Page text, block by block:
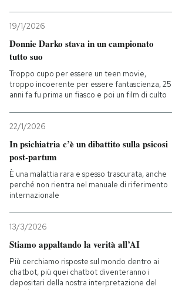
19/1/2026
Donnie Darko stava in un campionato
tutto suo
Troppo cupo per essere un teen movie,
troppo incoerente per essere fantascienza, 25
anni fa fu prima un fiasco e poi un film di culto
22/1/2026
In psichiatria c’è un dibattito sulla psicosi
post-partum
È una malattia rara e spesso trascurata, anche
perché non rientra nel manuale di riferimento
internazionale
13/3/2026
Stiamo appaltando la verità all’AI
Più cerchiamo risposte sul mondo dentro ai
chatbot, più quei chatbot diventeranno i
depositari della nostra interpretazione del